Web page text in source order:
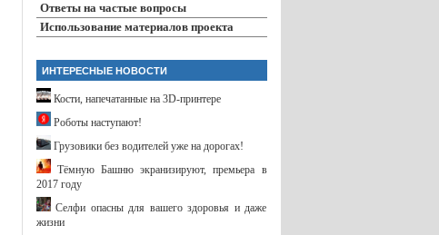
Ответы на частые вопросы
Использование материалов проекта
ИНТЕРЕСНЫЕ НОВОСТИ
Кости, напечатанные на 3D-принтере
Роботы наступают!
Грузовики без водителей уже на дорогах!
Тёмную Башню экранизируют, премьера в
2017 году
Селфи опасны для вашего здоровья и даже
жизни